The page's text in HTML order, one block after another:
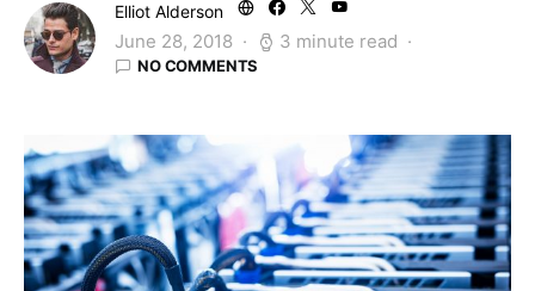
Elliot Alderson
June 28, 2018 3 minute read
NO COMMENTS